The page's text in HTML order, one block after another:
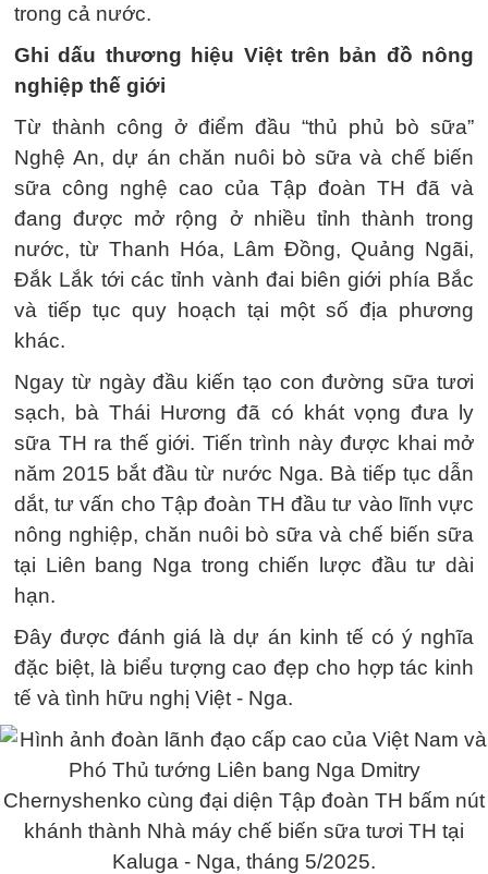
trong cả nước.
Ghi dấu thương hiệu Việt trên bản đồ nông
nghiệp thế giới
Từ thành công ở điểm đầu “thủ phủ bò sữa”
Nghệ An, dự án chăn nuôi bò sữa và chế biến
sữa công nghệ cao của Tập đoàn TH đã và
đang được mở rộng ở nhiều tỉnh thành trong
nước, từ Thanh Hóa, Lâm Ðồng, Quảng Ngãi,
Đắk Lắk tới các tỉnh vành đai biên giới phía Bắc
và tiếp tục quy hoạch tại một số địa phương
khác.
Ngay từ ngày đầu kiến tạo con đường sữa tươi
sạch, bà Thái Hương đã có khát vọng đưa ly
sữa TH ra thế giới. Tiến trình này được khai mở
năm 2015 bắt đầu từ nước Nga. Bà tiếp tục dẫn
dắt, tư vấn cho Tập đoàn TH đầu tư vào lĩnh vực
nông nghiệp, chăn nuôi bò sữa và chế biến sữa
tại Liên bang Nga trong chiến lược đầu tư dài
hạn.
Đây được đánh giá là dự án kinh tế có ý nghĩa
đặc biệt, là biểu tượng cao đẹp cho hợp tác kinh
tế và tình hữu nghị Việt - Nga.